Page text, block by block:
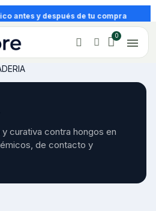
antes y después de tu compra
curativa contra hongos en
de contacto y